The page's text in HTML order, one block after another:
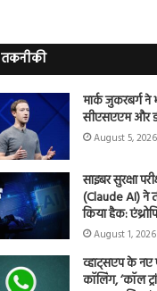
तकनीकी
मार्क जुकरबर्ग ने
सीएसएएम और
August 5, 2026
साइबर सुरक्षा
(Claude AI) ने
किया हैक:
August 1, 2026
व्हाट्सएप के नए
कॉलिंग, ‘कॉल